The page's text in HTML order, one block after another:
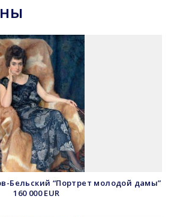
Бельский “Портрет молодой дамы”
160 000 EUR